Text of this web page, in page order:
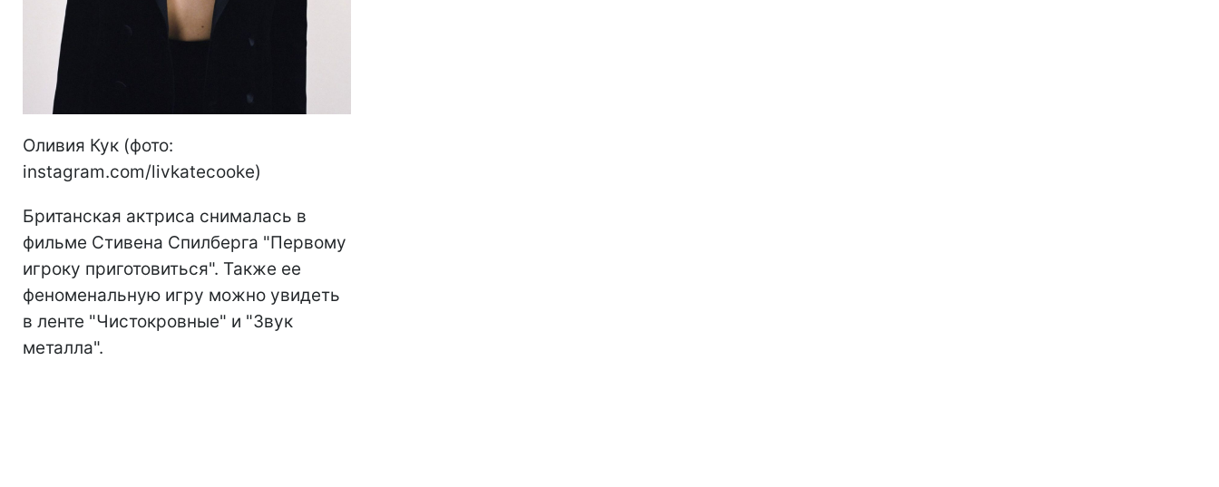
Оливия Кук (фото:
instagram.com/livkatecooke)
Британская актриса снималась в
фильме Стивена Спилберга "Первому
игроку приготовиться". Также ее
феноменальную игру можно увидеть
в ленте "Чистокровные" и "Звук
металла".